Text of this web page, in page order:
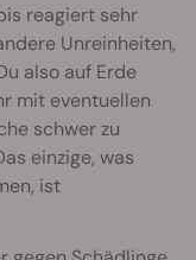
reagiert sehr
Unreinheiten,
also auf Erde
mit eventuellen
schwer zu
einzige, was
ist